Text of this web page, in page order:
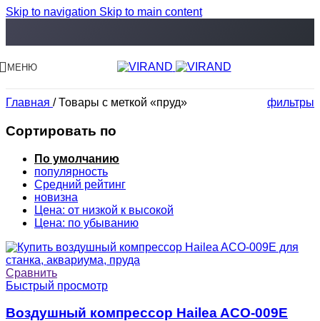
Skip to navigation Skip to main content
МЕНЮ
Главная / Товары с меткой «пруд» фильтры
Сортировать по
По умолчанию
популярность
Средний рейтинг
новизна
Цена: от низкой к высокой
Цена: по убыванию
Сравнить
Быстрый просмотр
Воздушный компрессор Hailea ACO-009E